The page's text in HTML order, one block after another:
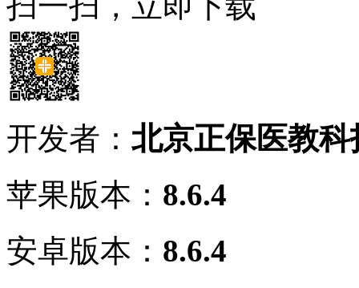
开发者： 北京正保医教
苹果版本： 8.6.4
安卓版本： 8.6.4